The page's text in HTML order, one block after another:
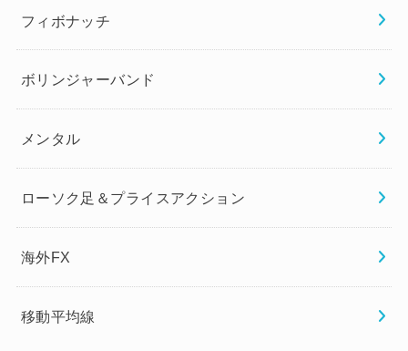
フィボナッチ
ボリンジャーバンド
メンタル
ローソク足＆プライスアクション
海外FX
移動平均線